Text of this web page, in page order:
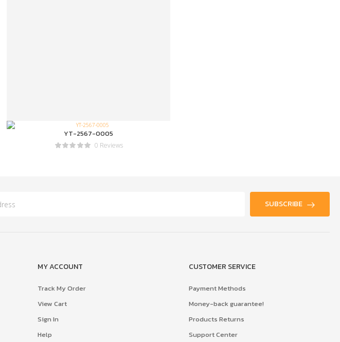
YT-2567-0005
0 Reviews
SUBSCRIBE
MY ACCOUNT
Track My Order
View Cart
Sign In
Help
CUSTOMER SERVICE
Payment Methods
Money-back guarantee!
Products Returns
Support Center